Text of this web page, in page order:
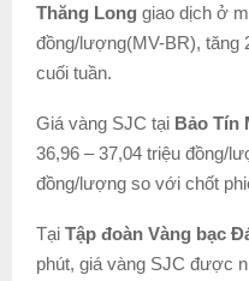
Thăng Long giao dịch ở
đồng/lượng(MV-BR), tăng
cuối tuần.
Giá vàng SJC tại Bảo Tín
36,96 – 37,04 triệu đồng/
đồng/lượng so với chốt
Tại Tập đoàn Vàng bạc
phút, giá vàng SJC được